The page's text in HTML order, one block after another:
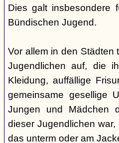
Dies galt insbesondere
Bündischen Jugend.
Vor allem in den
Jugendlichen auf, die
Kleidung, auffällige
gemeinsame gesellige
Jungen und Mädchen
dieser Jugendlichen
das unterm oder am